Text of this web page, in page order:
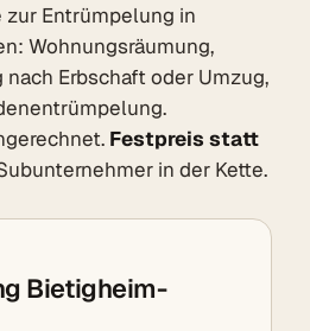
Entrümpelung in
Wohnungsräumung,
Erbschaft oder Umzug,
Festpreis statt
in der Kette.
Bietigheim-